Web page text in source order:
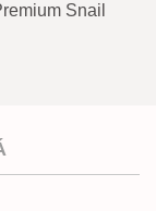
Snail